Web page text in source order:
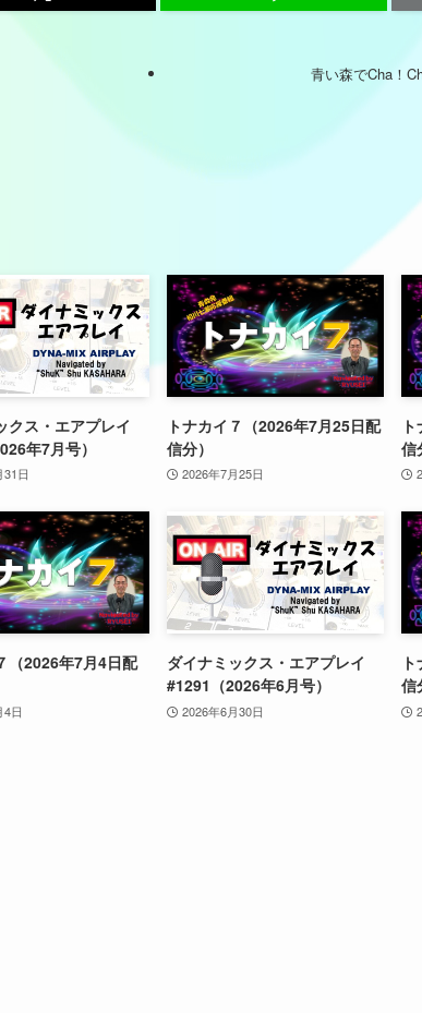
青い森でCha！
クス・エアプレイ
年7月号）
日
トナカイ７（2026年7月25日配
信分）
2026年7月25日
信
（2026年7月4日配
日
ダイナミックス・エアプレイ
#1291（2026年6月号）
2026年6月30日
信